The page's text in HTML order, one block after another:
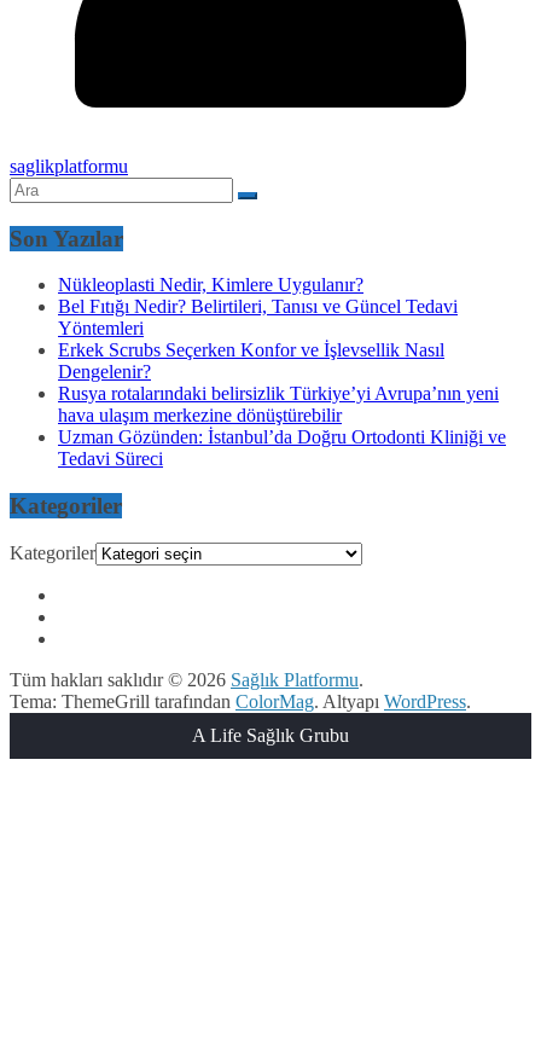
saglikplatformu
Son Yazılar
Nükleoplasti Nedir, Kimlere Uygulanır?
Bel Fıtığı Nedir? Belirtileri, Tanısı ve Güncel Tedavi
Yöntemleri
Erkek Scrubs Seçerken Konfor ve İşlevsellik Nasıl
Dengelenir?
Rusya rotalarındaki belirsizlik Türkiye’yi Avrupa’nın yeni
hava ulaşım merkezine dönüştürebilir
Uzman Gözünden: İstanbul’da Doğru Ortodonti Kliniği ve
Tedavi Süreci
Kategoriler
Kategoriler
Tüm hakları saklıdır © 2026 Sağlık Platformu.
Tema: ThemeGrill tarafından ColorMag. Altyapı WordPress.
A Life Sağlık Grubu